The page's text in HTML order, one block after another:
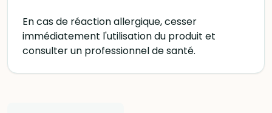
En cas de réaction allergique, cesser
immédiatement l'utilisation du produit et
consulter un professionnel de santé.